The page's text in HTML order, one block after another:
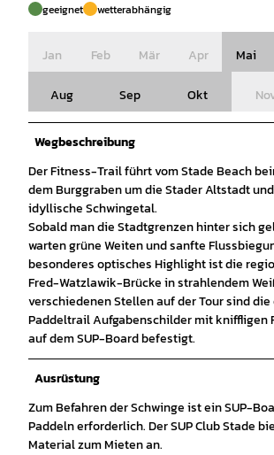
geeignet wetterabhängig
Jan Feb Mär Apr Mai
Aug Sep Okt
Wegbeschreibung
Der Fitness-Trail führt vom Stade Beach
dem Burggraben um die Stader Altstadt
idyllische Schwingetal.
Sobald man die Stadtgrenzen hinter sich
warten grüne Weiten und sanfte
besonderes optisches Highlight ist die
Fred-Watzlawik-Brücke in strahlendem
verschiedenen Stellen auf der Tour sind
Paddeltrail Aufgabenschilder mit kniffligen
auf dem SUP-Board befestigt.
Ausrüstung
Zum Befahren der Schwinge ist ein SUP-
Paddeln erforderlich. Der SUP Club Stade
Material zum Mieten an.